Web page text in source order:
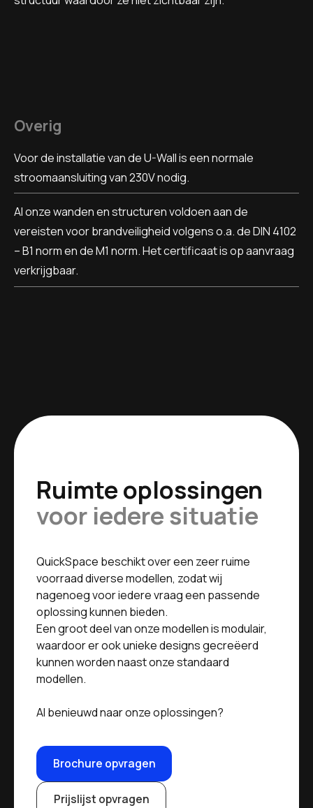
Overig
Voor de installatie van de U-Wall is een normale
stroomaansluiting van 230V nodig.
Al onze wanden en structuren voldoen aan de
vereisten voor brandveiligheid volgens o.a. de DIN 4102
– B1 norm en de M1 norm. Het certificaat is op aanvraag
verkrijgbaar.
Ruimte oplossingen
voor iedere situatie
QuickSpace beschikt over een zeer ruime
voorraad diverse modellen, zodat wij
nagenoeg voor iedere vraag een passende
oplossing kunnen bieden.
Een groot deel van onze modellen is modulair,
waardoor er ook unieke designs gecreëerd
kunnen worden naast onze standaard
modellen.
Al benieuwd naar onze oplossingen?
Brochure opvragen
Prijslijst opvragen